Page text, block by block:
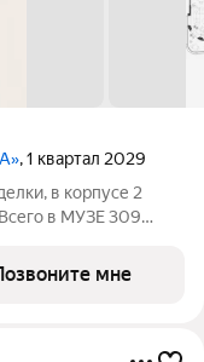
, 1 квартал 2029
в корпусе 2
в МУЗЕ 309
мне